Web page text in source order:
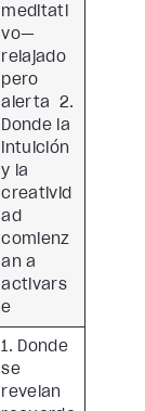
meditati
vo—
relajado
pero
alerta 2.
Donde la
intuición
y la
creativid
ad
comienz
an a
activars
e
1. Donde
se
revelan